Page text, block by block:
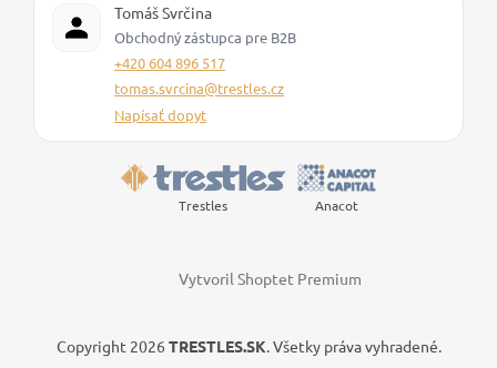
Tomáš Svrčina
Obchodný zástupca pre B2B
+420 604 896 517
tomas.svrcina@trestles.cz
Napísať dopyt
Trestles Anacot
Vytvoril Shoptet Premium
Copyright 2026 TRESTLES.SK . Všetky práva vyhradené.